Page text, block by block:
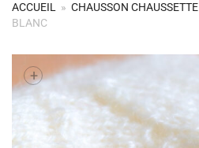
ACCUEIL » CHAUSSON CHAUSSETTE
BLANC
+